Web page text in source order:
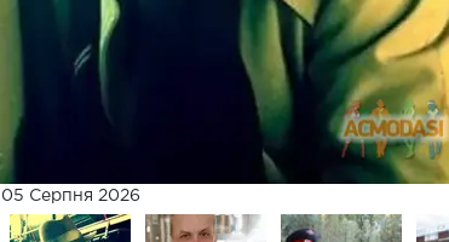
05 Серпня 2026